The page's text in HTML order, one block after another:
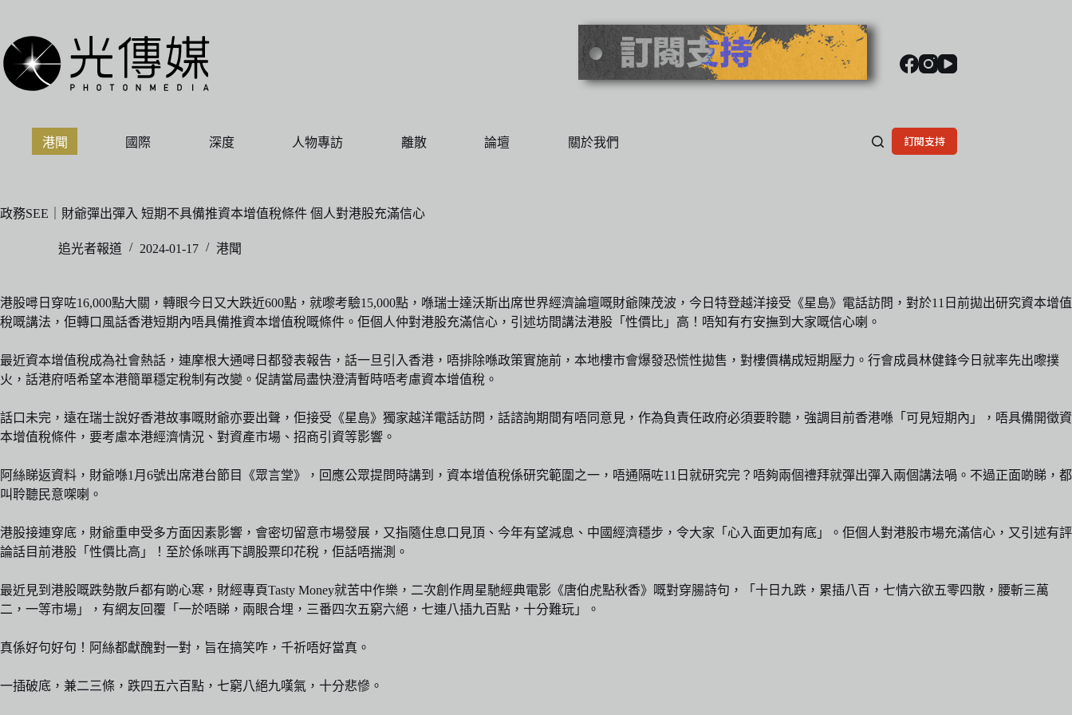
主
要
內
港聞 國際 深度 人物專訪 離散 論壇 關於我們 訂閱支持
政務SEE｜財爺彈出彈入 短期不具備推資本增值稅條件 個人對港股充滿信心
追光者報道 2024-01-17 港聞
港股噚日穿咗16,000點大關，轉眼今日又大跌近600點，就嚟考驗15,000點，喺瑞士達沃斯出席世界經濟論壇嘅財爺陳茂波，今日特登越洋接受《星島》電話訪問，對於11日前拋出研究資本增值
稅嘅講法，佢轉口風話香港短期內唔具備推資本增值稅嘅條件。佢個人仲對港股充滿信心，引述坊間講法港股「性價比」高！唔知有冇安撫到大家嘅信心喇。
最近資本增值稅成為社會熱話，連摩根大通噚日都發表報告，話一旦引入香港，唔排除喺政策實施前，本地樓市會爆發恐慌性拋售，對樓價構成短期壓力。行會成員林健鋒今日就率先出嚟撲
火，話港府唔希望本港簡單穩定稅制有改變。促請當局盡快澄清暫時唔考慮資本增值稅。
話口未完，遠在瑞士說好香港故事嘅財爺亦要出聲，佢接受《星島》獨家越洋電話訪問，話諮詢期間有唔同意見，作為負責任政府必須要聆聽，強調目前香港喺「可見短期內」，唔具備開徵資
本增值稅條件，要考慮本港經濟情況、對資產市場、招商引資等影響。
阿絲睇返資料，財爺喺1月6號出席港台節目《眾言堂》，回應公眾提問時講到，資本增值稅係研究範圍之一，唔通隔咗11日就研究完？唔夠兩個禮拜就彈出彈入兩個講法喎。不過正面啲睇，都
叫聆聽民意㗎喇。
港股接連穿底，財爺重申受多方面因素影響，會密切留意市場發展，又指隨住息口見頂、今年有望減息、中國經濟穩步，令大家「心入面更加有底」。佢個人對港股市場充滿信心，又引述有評
論話目前港股「性價比高」！至於係咪再下調股票印花稅，佢話唔揣測。
最近見到港股嘅跌勢散戶都有啲心寒，財經專頁Tasty Money就苦中作樂，二次創作周星馳經典電影《唐伯虎點秋香》嘅對穿腸詩句，「十日九跌，累插八百，七情六欲五零四散，腰斬三萬
二，一等市場」，有網友回覆「一於唔睇，兩眼合埋，三番四次五窮六絕，七連八插九百點，十分難玩」。
真係好句好句！阿絲都獻醜對一對，旨在搞笑咋，千祈唔好當真。
一插破底，兼二三條，跌四五六百點，七窮八絕九嘆氣，十分悲慘。